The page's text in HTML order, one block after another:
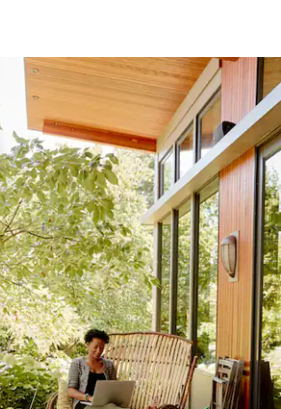
画面をタッチまたはスワイプして検索結果を